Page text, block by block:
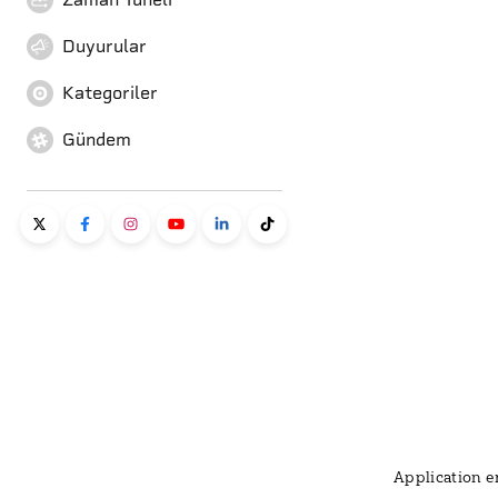
Duyurular
Kategoriler
Gündem
Application